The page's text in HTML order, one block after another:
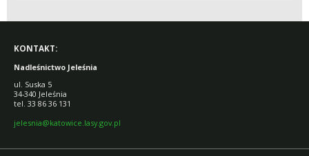
KONTAKT:
Nadleśnictwo Jeleśnia
ul. Suska 5
34-340 Jeleśnia
tel. 33 86 36 131
jelesnia@katowice.lasy.gov.pl